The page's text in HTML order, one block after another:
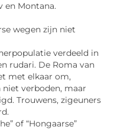
en Montana.
wegen zijn niet
verdeeld in
rudari. De Roma van
met elkaar om,
verboden, maar
Trouwens, zigeuners
of “Hongaarse”